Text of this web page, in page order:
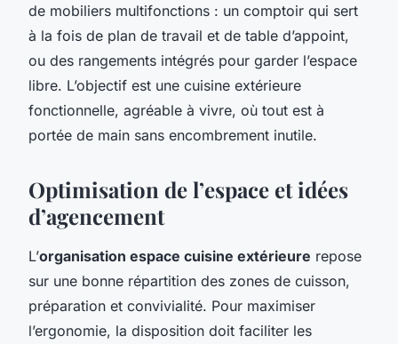
de mobiliers multifonctions : un comptoir qui sert
à la fois de plan de travail et de table d’appoint,
ou des rangements intégrés pour garder l’espace
libre. L’objectif est une cuisine extérieure
fonctionnelle, agréable à vivre, où tout est à
portée de main sans encombrement inutile.
Optimisation de l’espace et idées
d’agencement
L’organisation espace cuisine extérieure repose
sur une bonne répartition des zones de cuisson,
préparation et convivialité. Pour maximiser
l’ergonomie, la disposition doit faciliter les